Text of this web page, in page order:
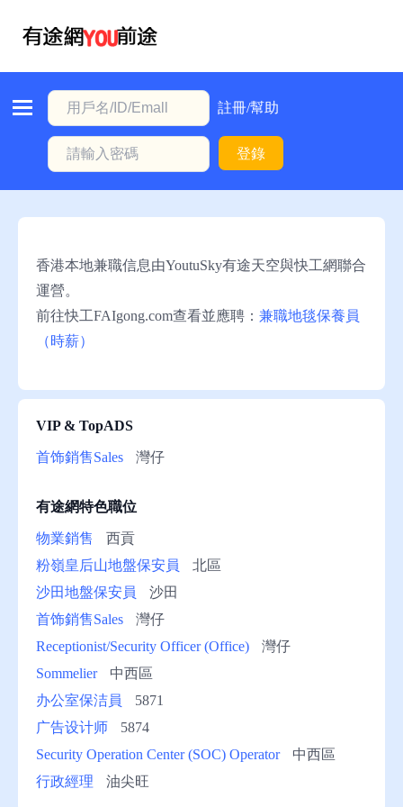
註冊/幫助
登錄
首
本
信
息
幫
助
香港本地兼職信息由YoutuSky有途天空與快工網聯合
運營。
前往快工FAIgong.com查看並應聘： 兼職地毯保養員
（時薪）
VIP & TopADS
首饰銷售Sales 灣仔
有途網特色職位
物業銷售
西貢
粉嶺皇后山地盤保安員
北區
沙田地盤保安員
沙田
首饰銷售Sales
灣仔
Receptionist/Security Officer (Office)
灣仔
Sommelier
中西區
办公室保洁員
5871
广告设计师
5874
Security Operation Center (SOC) Operator
中西區
行政經理
油尖旺